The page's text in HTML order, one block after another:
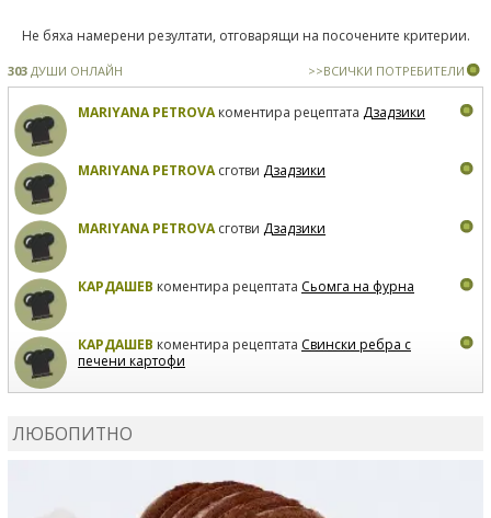
Не бяха намерени резултати, отговарящи на посочените критерии.
303 ДУШИ ОНЛАЙН >>ВСИЧКИ ПОТРЕБИТЕЛИ
MARIYANA PETROVAкоментира рецептата Дзадзики
MARIYANA PETROVAсготви Дзадзики
MARIYANA PETROVAсготви Дзадзики
КАРДАШЕВ коментира рецептата Сьомга на фурна
КАРДАШЕВ коментира рецептата Свински ребра с
печени картофи
ЛЮБОПИТНО